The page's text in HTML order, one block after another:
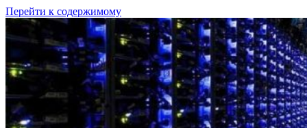
Перейти к содержимому